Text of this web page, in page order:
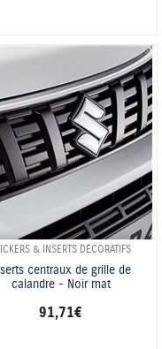
& INSERTS DÉCORATIFS
centraux de grille de
calandre - Noir mat
91,71 €